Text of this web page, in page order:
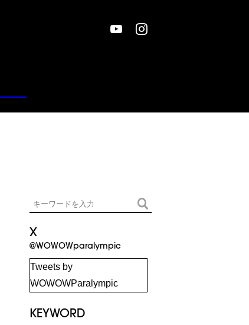
KEYWORD
X
@WOWOWparalympic
Tweets by
WOWOWParalympic